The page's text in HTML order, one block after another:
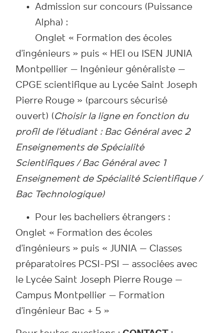
Admission sur concours (Puissance
Alpha) :
Onglet « Formation des écoles
d’ingénieurs » puis « HEI ou ISEN JUNIA
Montpellier – Ingénieur généraliste –
CPGE scientifique au Lycée Saint Joseph
Pierre Rouge » (parcours sécurisé
ouvert) (Choisir la ligne en fonction du
profil de l’étudiant : Bac Général avec 2
Enseignements de Spécialité
Scientifiques / Bac Général avec 1
Enseignement de Spécialité Scientifique /
Bac Technologique)
Pour les bacheliers étrangers :
Onglet « Formation des écoles
d’ingénieurs » puis « JUNIA – Classes
préparatoires PCSI-PSI – associées avec
le Lycée Saint Joseph Pierre Rouge –
Campus Montpellier – Formation
d’ingénieur Bac + 5 »